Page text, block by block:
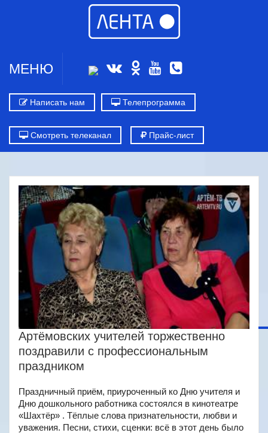
МЕНЮ
Написать нам Телепрограмма
Смотреть телеканал Прайс-лист
Артёмовских учителей торжественно
поздравили с профессиональным
праздником
Праздничный приём, приуроченный ко Дню учителя и
Дню дошкольного работника состоялся в кинотеатре
«Шахтёр» . Тёплые слова признательности, любви и
уважения. Песни, стихи, сценки: всё в этот день было